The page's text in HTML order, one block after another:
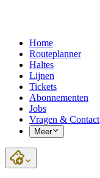
Home
Routeplanner
Haltes
Lijnen
Tickets
Abonnementen
Jobs
Vragen & Contact
Meer